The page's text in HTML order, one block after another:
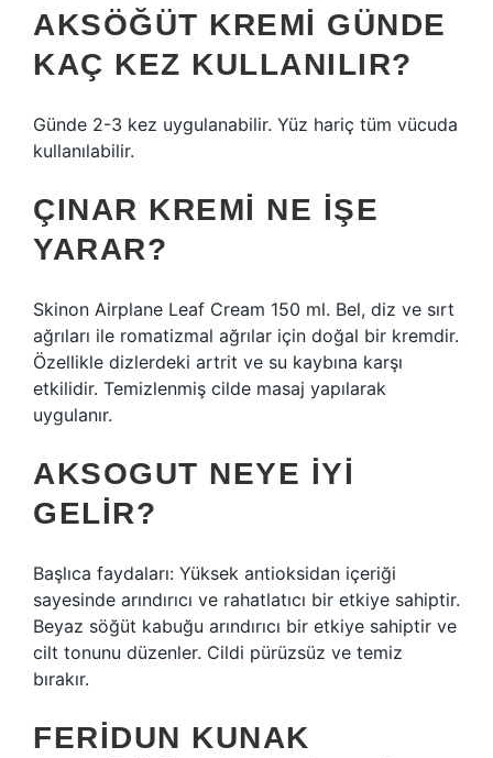
AKSÖĞÜT KREMI GÜNDE
KAÇ KEZ KULLANILIR?
Günde 2-3 kez uygulanabilir. Yüz hariç tüm vücuda
kullanılabilir.
ÇINAR KREMI NE IŞE
YARAR?
Skinon Airplane Leaf Cream 150 ml. Bel, diz ve sırt
ağrıları ile romatizmal ağrılar için doğal bir kremdir.
Özellikle dizlerdeki artrit ve su kaybına karşı
etkilidir. Temizlenmiş cilde masaj yapılarak
uygulanır.
AKSOGUT NEYE IYI
GELIR?
Başlıca faydaları: Yüksek antioksidan içeriği
sayesinde arındırıcı ve rahatlatıcı bir etkiye sahiptir.
Beyaz söğüt kabuğu arındırıcı bir etkiye sahiptir ve
cilt tonunu düzenler. Cildi pürüzsüz ve temiz
bırakır.
FERIDUN KUNAK